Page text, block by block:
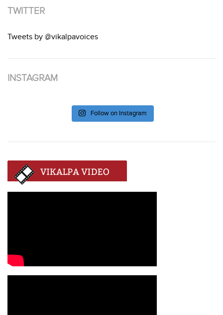
TWITTER
Tweets by @vikalpavoices
INSTAGRAM
Follow on Instagram